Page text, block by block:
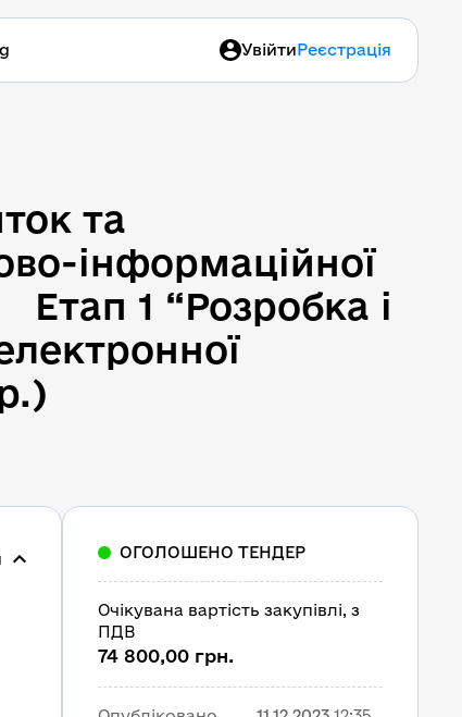
УвійтиРеєстрація
та
інформаційної
Етап 1 “Розробка і
ОГОЛОШЕНО ТЕНДЕР
Очікувана вартість закупівлі, з
ПДВ
74 800,00 грн.